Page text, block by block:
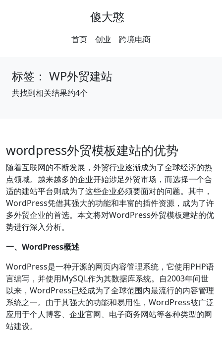
傻大憨
首页 创业 跨境电商
标签： WP外贸建站
共找到相关结果约4个
wordpress外贸模板建站的优势
随着互联网的不断发展，外贸行业逐渐成为了全球经济的热
点领域。越来越多的企业开始涉足外贸市场，而选择一个合
适的建站平台则成为了这些企业必须要面对的问题。其中，
WordPress凭借其强大的功能和丰富的插件资源，成为了许
多外贸企业的首选。本文将对WordPress外贸模板建站的优
势进行深入分析。
一、WordPress概述
WordPress是一种开源的网页内容管理系统，它使用PHP语
言编写，并使用MySQL作为其数据库系统。自2003年问世
以来，WordPress已经成为了全球范围内最流行的内容管理
系统之一。由于其强大的功能和易用性，WordPress被广泛
应用于个人博客、企业官网、电子商务网站等各种类型的网
站建设。